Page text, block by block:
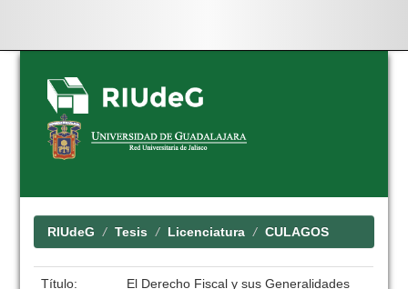
Skip
navigation
RIUdeG Tesis Licenciatura CULAGOS
Título:
El Derecho Fiscal y sus Generalidades